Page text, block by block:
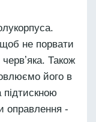
не порвати
Також
його в
оправлення -